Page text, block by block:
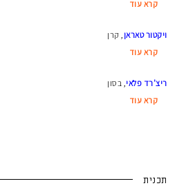
ויקטור טאראן , קרן
ריצ'רד פלאי, בסון
תכנית